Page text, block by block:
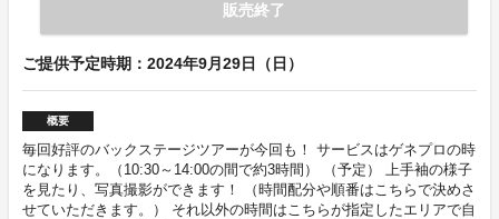
販売終了
ご提供予定時期：2024年9月29日（日）
概要
毎回好評のバックステージツアーが今回も！ サービスはゲネプロの時
になります。（10:30～14:00の間で約3時間） （予定） 上手袖の様子
を見たり、写真撮影ができます！ （時間配分や順番はこちらで決めさ
せていただきます。） それ以外の時間はこちらが指定したエリアで自